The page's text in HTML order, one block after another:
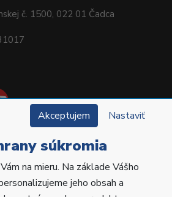
č. 1500, 022 01 Čadca
Hu-Fa Dental a.s. Všetky práva
vyhradené.
Akceptujem Nastaviť
súkromia
na mieru. Na základe Vášho
jeho obsah a